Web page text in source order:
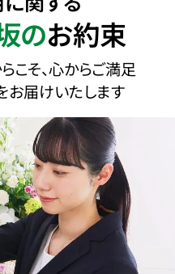
のお約束
こそ、心からご満足
お届けいたします